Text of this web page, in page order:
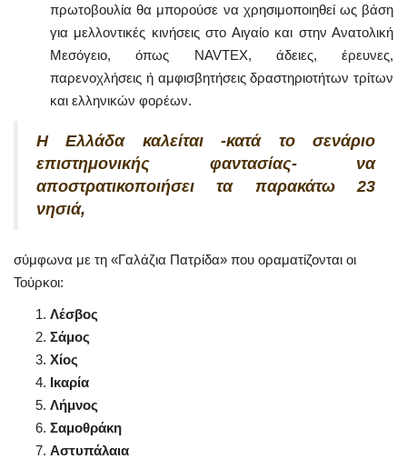
πρωτοβουλία θα μπορούσε να χρησιμοποιηθεί ως βάση
για μελλοντικές κινήσεις στο Αιγαίο και στην Ανατολική
Μεσόγειο, όπως NAVTEX, άδειες, έρευνες,
παρενοχλήσεις ή αμφισβητήσεις δραστηριοτήτων τρίτων
και ελληνικών φορέων.
Η Ελλάδα καλείται -κατά το σενάριο
επιστημονικής φαντασίας- να
αποστρατικοποιήσει τα παρακάτω 23
νησιά,
σύμφωνα με τη «Γαλάζια Πατρίδα» που οραματίζονται οι
Τούρκοι:
Λέσβος
Σάμος
Χίος
Ικαρία
Λήμνος
Σαμοθράκη
Αστυπάλαια